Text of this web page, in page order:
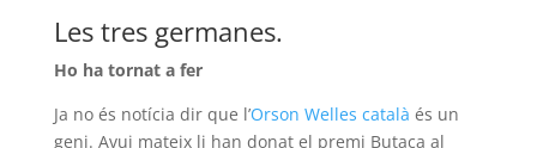
Les tres germanes.
Ho ha tornat a fer
Ja no és notícia dir que l’Orson Welles català és un
geni. Avui mateix li han donat el premi Butaca al